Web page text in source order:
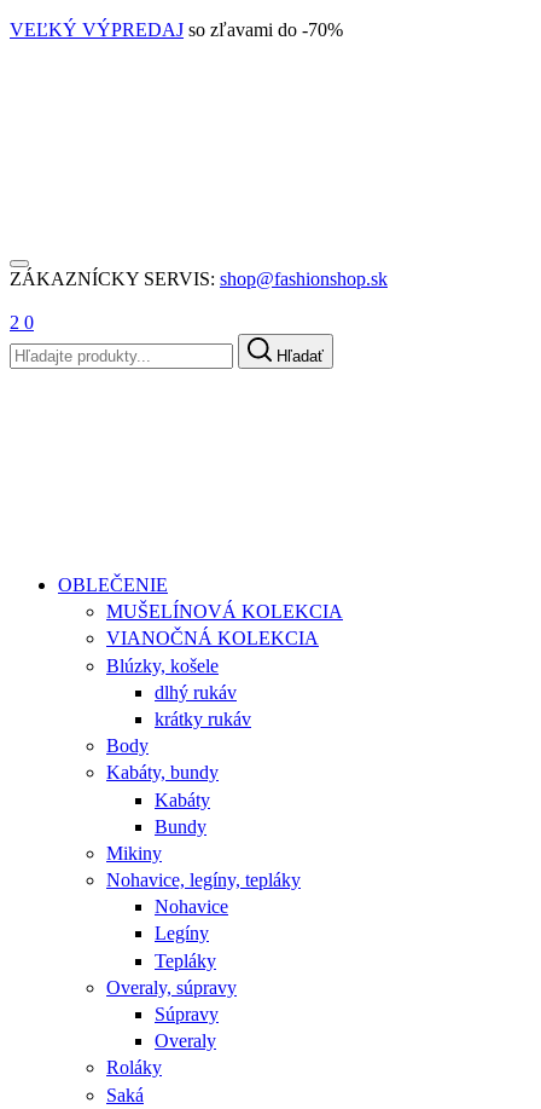
VEĽKÝ VÝPREDAJ so zľavami do -70%
ZÁKAZNÍCKY SERVIS: shop@fashionshop.sk
2 0
Hľadať
OBLEČENIE
MUŠELÍNOVÁ KOLEKCIA
VIANOČNÁ KOLEKCIA
Blúzky, košele
dlhý rukáv
krátky rukáv
Body
Kabáty, bundy
Kabáty
Bundy
Mikiny
Nohavice, legíny, tepláky
Nohavice
Legíny
Tepláky
Overaly, súpravy
Súpravy
Overaly
Roláky
Saká